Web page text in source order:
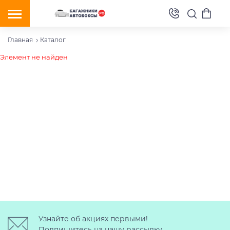
Главная Каталог
Элемент не найден
Узнайте об акциях первыми!